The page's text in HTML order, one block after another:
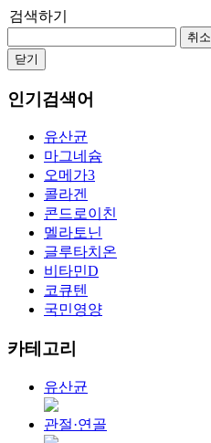
검색하기
취소
닫기
인기검색어
유산균
마그네슘
오메가3
콜라겐
콘드로이친
멜라토닌
글루타치온
비타민D
코큐텐
국민영양
카테고리
유산균
관절·연골